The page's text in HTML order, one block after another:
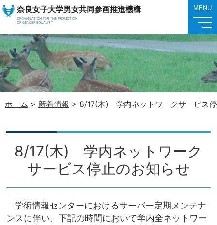
奈良女子大学男女共同参画推進機構
ORGANIZATION FOR THE PROMOTION
OF GENDER EQUALITY
MENU
ホーム > 新着情報 > 8/17(木) 学内ネットワークサービス
8/17(木) 学内ネットワーク
サービス停止のお知らせ
学術情報センターにおけるサーバー定期メンテナ
ンスに伴い、下記の時間において学内全ネットワー